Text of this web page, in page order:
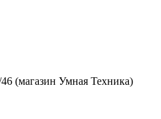
(магазин Умная Техника)